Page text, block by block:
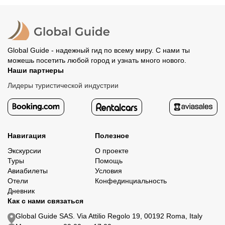
организатору напрямую не требуется.
Global Guide - надежный гид по всему миру. С нами ты
можешь посетить любой город и узнать много нового.
Наши партнеры
Лидеры туристической индустрии
Навигация
Экскурсии
Туры
Авиабилеты
Отели
Дневник
Полезное
О проекте
Помощь
Условия
Конфединциальность
Как с нами связаться
Global Guide SAS. Via Attilio Regolo 19, 00192 Roma, Italy